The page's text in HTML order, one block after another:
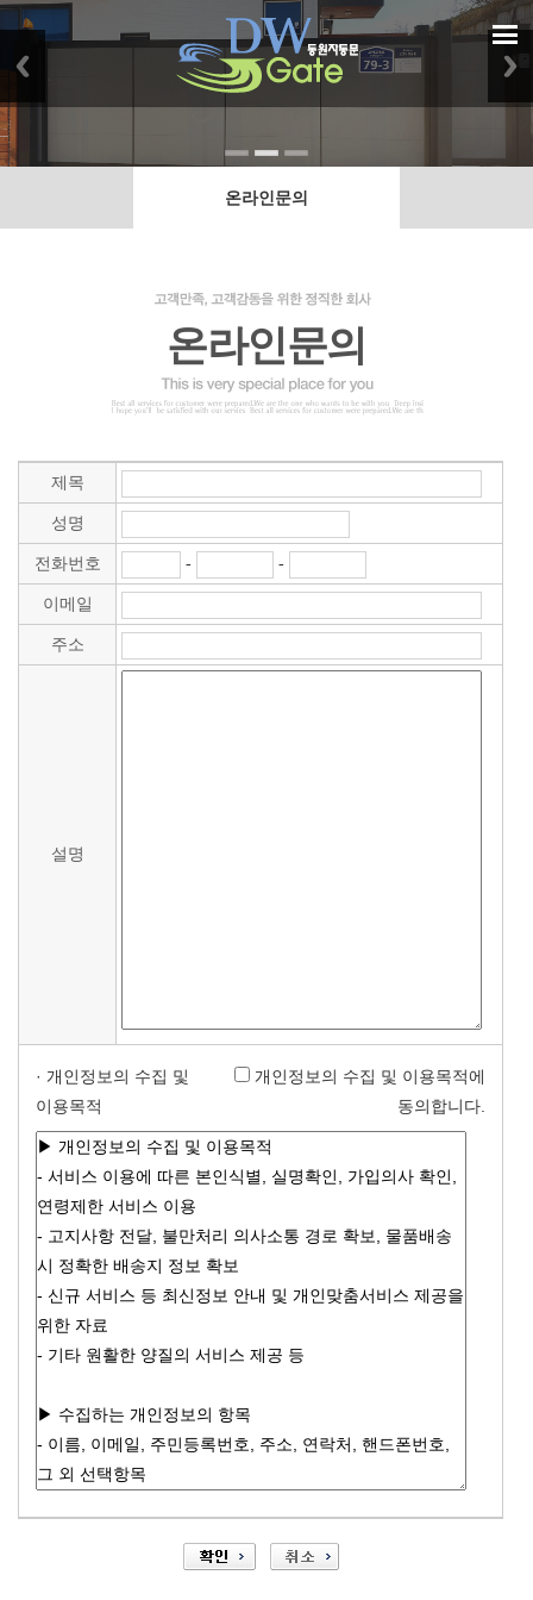
온라인문의
온라인문의
제목
성명
전화번호 - -
이메일
주소
설명
· 개인정보의 수집 및
이용목적
개인정보의 수집 및 이용목적에
동의합니다.